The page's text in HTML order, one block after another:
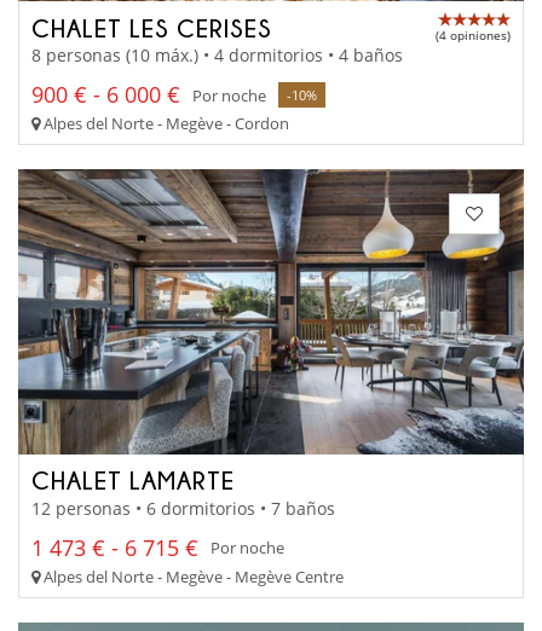
CHALET LES CERISES (4 opiniones)
8 personas (10 máx.) • 4 dormitorios • 4 baños
900 € - 6 000 € Por noche -10%
Alpes del Norte - Megève - Cordon
CHALET LAMARTE
12 personas • 6 dormitorios • 7 baños
1 473 € - 6 715 €
Por noche
Alpes del Norte - Megève - Megève Centre